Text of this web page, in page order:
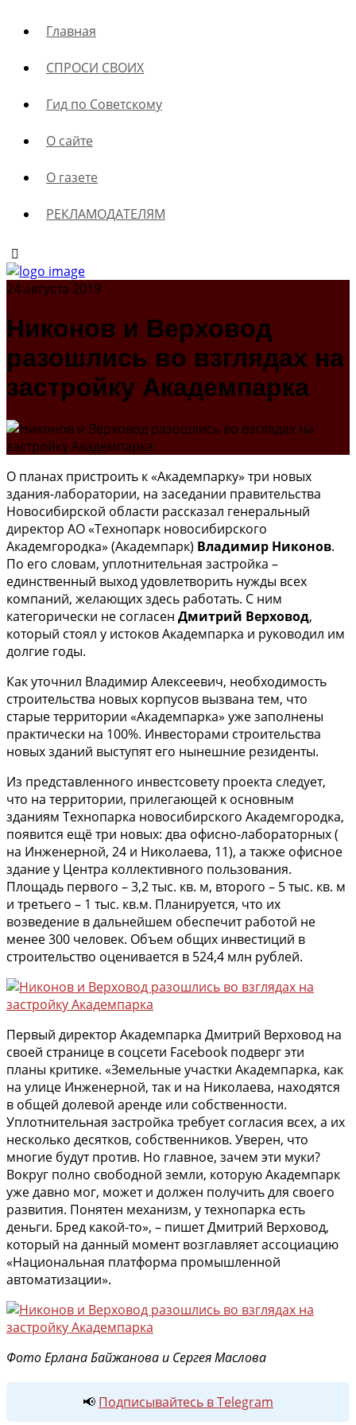
Главная
СПРОСИ СВОИХ
Гид по Советскому
О сайте
О газете
РЕКЛАМОДАТЕЛЯМ
24 августа 2019
Никонов и Верховод
разошлись во взглядах на
застройку Академпарка
О планах пристроить к «Академпарку» три новых
здания-лаборатории, на заседании правительства
Новосибирской области рассказал генеральный
директор АО «Технопарк новосибирского
Академгородка» (Академпарк) Владимир Никонов.
По его словам, уплотнительная застройка –
единственный выход удовлетворить нужды всех
компаний, желающих здесь работать. С ним
категорически не согласен Дмитрий Верховод,
который стоял у истоков Академпарка и руководил им
долгие годы.
Как уточнил Владимир Алексеевич, необходимость
строительства новых корпусов вызвана тем, что
старые территории «Академпарка» уже заполнены
практически на 100%. Инвесторами строительства
новых зданий выступят его нынешние резиденты.
Из представленного инвестсовету проекта следует,
что на территории, прилегающей к основным
зданиям Технопарка новосибирского Академгородка,
появится ещё три новых: два офисно-лабораторных (
на Инженерной, 24 и Николаева, 11), а также офисное
здание у Центра коллективного пользования.
Площадь первого – 3,2 тыс. кв. м, второго – 5 тыс. кв. м
и третьего – 1 тыс. кв.м. Планируется, что их
возведение в дальнейшем обеспечит работой не
менее 300 человек. Объем общих инвестиций в
строительство оценивается в 524,4 млн рублей.
Первый директор Академпарка Дмитрий Верховод на
своей странице в соцсети Facebook подверг эти
планы критике. «Земельные участки Академпарка, как
на улице Инженерной, так и на Николаева, находятся
в общей долевой аренде или собственности.
Уплотнительная застройка требует согласия всех, а их
несколько десятков, собственников. Уверен, что
многие будут против. Но главное, зачем эти муки?
Вокруг полно свободной земли, которую Академпарк
уже давно мог, может и должен получить для своего
развития. Понятен механизм, у технопарка есть
деньги. Бред какой-то», – пишет Дмитрий Верховод,
который на данный момент возглавляет ассоциацию
«Национальная платформа промышленной
автоматизации».
Фото Ерлана Байжанова и Сергея Маслова
📢 Подписывайтесь в Telegram